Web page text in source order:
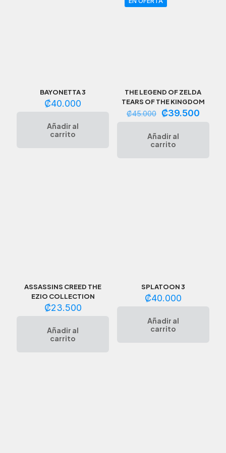
BAYONETTA 3
₡40.000
Añadir al
carrito
THE LEGEND OF ZELDA
TEARS OF THE KINGDOM
₡45.000
El
original
era:
₡39.500El
Añadir al
carrito
ASSASSINS CREED THE
EZIO COLLECTION
₡23.500
Añadir al
carrito
SPLATOON 3
₡40.000
Añadir al
carrito